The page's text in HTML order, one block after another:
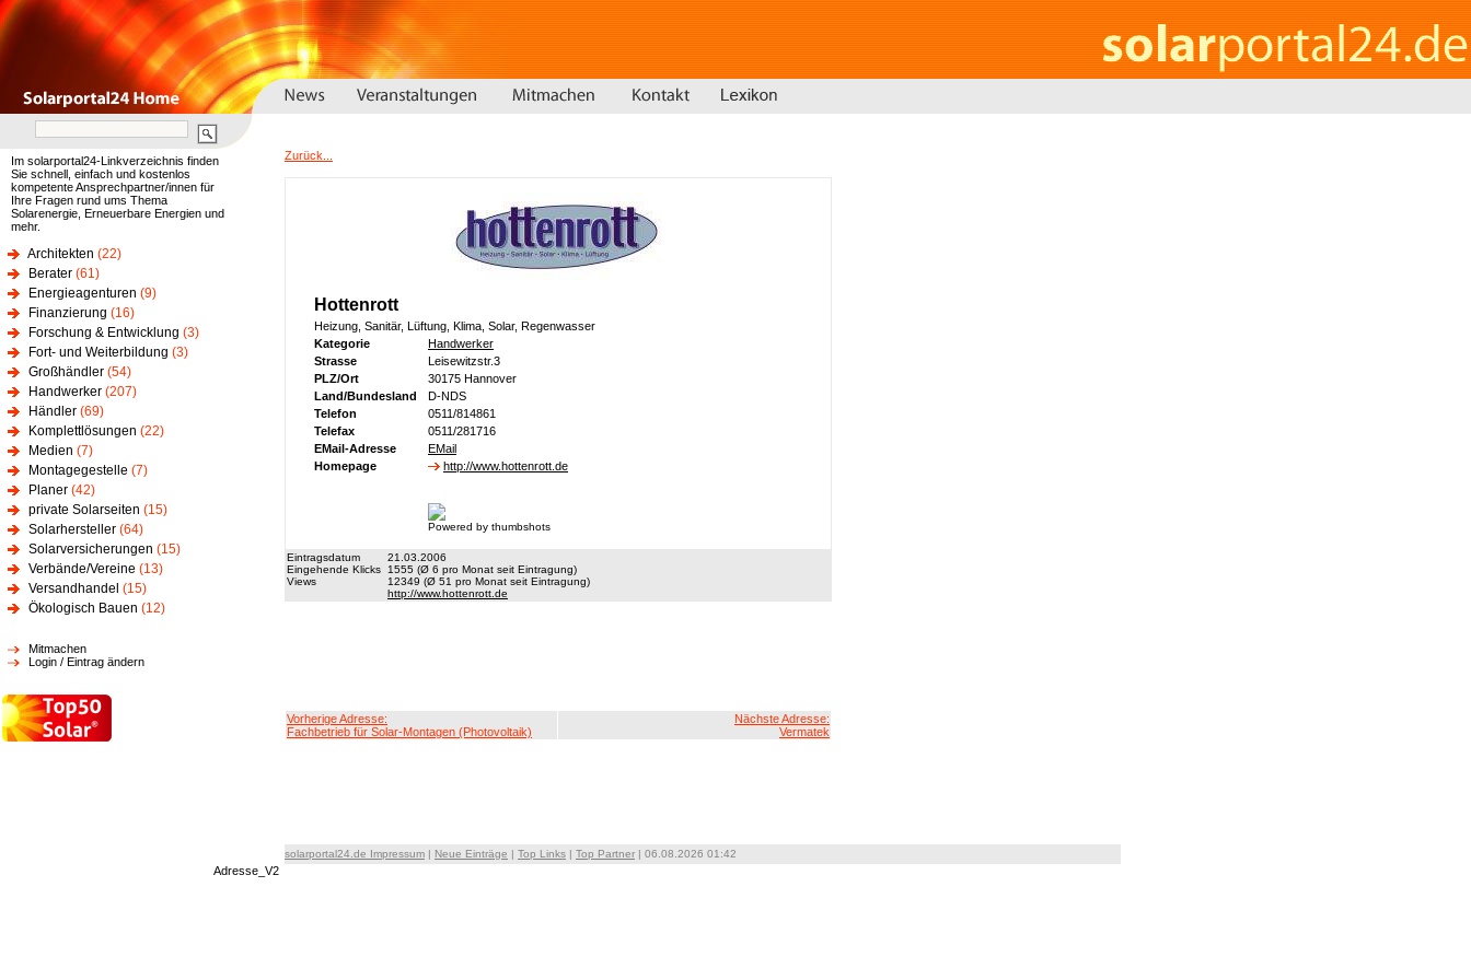
Im solarportal24-Linkverzeichnis finden
Sie schnell, einfach und kostenlos
kompetente Ansprechpartner/innen für
Ihre Fragen rund ums Thema
Solarenergie, Erneuerbare Energien und
mehr.
Architekten (22)
Berater (61)
Energieagenturen (9)
Finanzierung (16)
Forschung & Entwicklung (3)
Fort- und Weiterbildung (3)
Großhändler (54)
Handwerker (207)
Händler (69)
Komplettlösungen (22)
Medien (7)
Montagegestelle (7)
Planer (42)
private Solarseiten (15)
Solarhersteller (64)
Solarversicherungen (15)
Verbände/Vereine (13)
Versandhandel (15)
Ökologisch Bauen (12)
Mitmachen
Login / Eintrag ändern
Zurück...
Hottenrott
Heizung, Sanitär, Lüftung, Klima, Solar, Regenwasser
Kategorie
Handwerker
Strasse
Leisewitzstr.3
PLZ/Ort
30175 Hannover
Land/Bundesland
D-NDS
Telefon
0511/814861
Telefax
0511/281716
EMail-Adresse
EMail
Homepage
http://www.hottenrott.de
Powered by thumbshots
Eintragsdatum
21.03.2006
Eingehende Klicks 1555 (Ø 6 pro Monat seit Eintragung)
Views
12349 (Ø 51 pro Monat seit Eintragung)
http://www.hottenrott.de
Vorherige Adresse:
Fachbetrieb für Solar-Montagen (Photovoltaik)
Nächste Adresse:
Vermatek
solarportal24.de Impressum | Neue Einträge | Top Links | Top Partner | 06.08.2026 01:42
Adresse_V2